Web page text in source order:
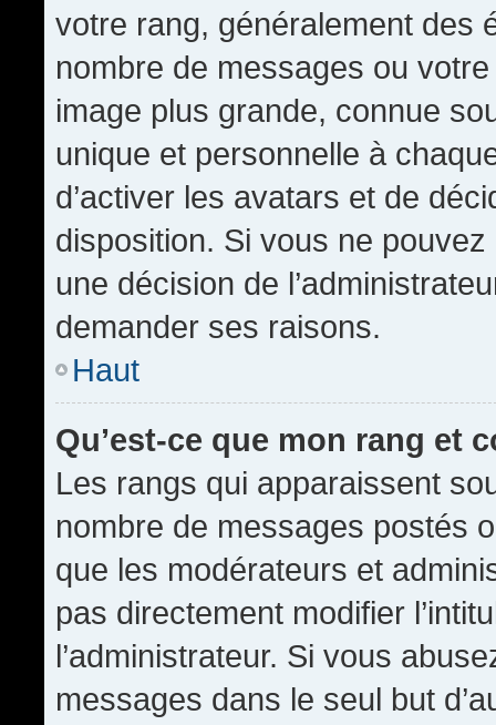
votre rang, généralement des
nombre de messages ou
image plus grande, connue
unique et personnelle à
d’activer les avatars et de
disposition. Si vous ne pouvez
une décision de
demander ses raisons.
Haut
Qu’est-ce que mon rang et
Les rangs qui apparaissent
nombre de messages postés
que les modérateurs et
pas directement modifier
l’administrateur. Si vous
messages dans le seul but